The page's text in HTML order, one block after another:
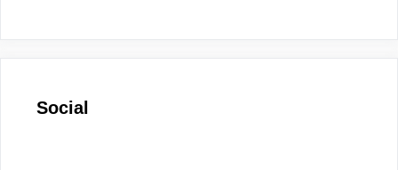
Social